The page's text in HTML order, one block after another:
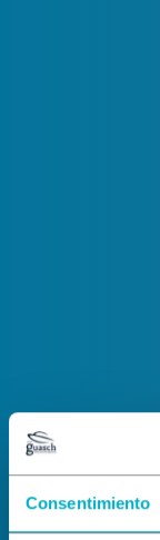
Consentimiento